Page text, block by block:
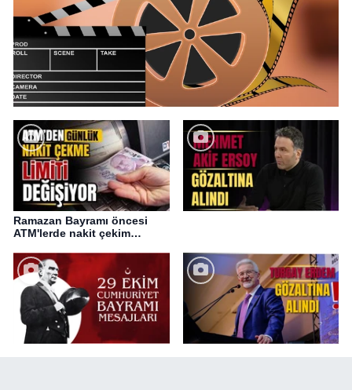
Ramazan Bayramı öncesi
ATM'lerde nakit çekim